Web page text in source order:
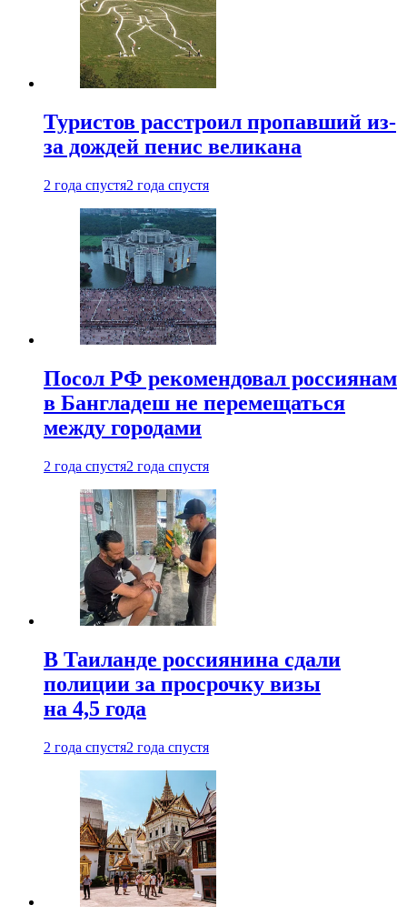
Туристов расстроил пропавший из-
за дождей пенис великана
2 года спустя2 года спустя
Посол РФ рекомендовал россиянам
в Бангладеш не перемещаться
между городами
2 года спустя2 года спустя
В Таиланде россиянина сдали
полиции за просрочку визы
на 4,5 года
2 года спустя2 года спустя